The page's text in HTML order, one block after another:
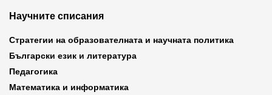
Научните списания
Стратегии на образователната и научната политика
Български език и литература
Педагогика
Математика и информатика